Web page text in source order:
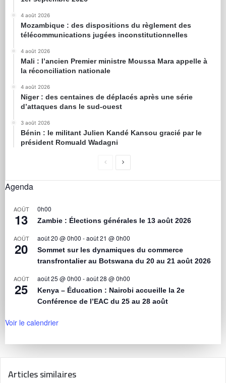
4 août 2026
Mozambique : des dispositions du règlement des
télécommunications jugées inconstitutionnelles
4 août 2026
Mali : l’ancien Premier ministre Moussa Mara appelle à
la réconciliation nationale
4 août 2026
Niger : des centaines de déplacés après une série
d’attaques dans le sud-ouest
3 août 2026
Bénin : le militant Julien Kandé Kansou gracié par le
président Romuald Wadagni
Agenda
AOÛT
13
0h00
Zambie : Élections générales le 13 août 2026
AOÛT
20
août 20 @ 0h00 -août 21 @ 0h00
Sommet sur les dynamiques du commerce
transfrontalier au Botswana du 20 au 21 août 2026
AOÛT
25
août 25 @ 0h00 -août 28 @ 0h00
Kenya – Éducation : Nairobi accueille la 2e
Conférence de l’EAC du 25 au 28 août
Voir le calendrier
Articles similaires